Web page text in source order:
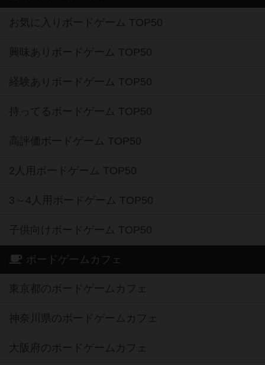
お気に入りボードゲーム TOP50
興味ありボードゲーム TOP50
経験ありボードゲーム TOP50
持ってるボードゲーム TOP50
高評価ボードゲーム TOP50
2人用ボードゲーム TOP50
3～4人用ボードゲーム TOP50
子供向けボードゲーム TOP50
ボードゲームカフェ
東京都のボードゲームカフェ
神奈川県のボードゲームカフェ
大阪府のボードゲームカフェ